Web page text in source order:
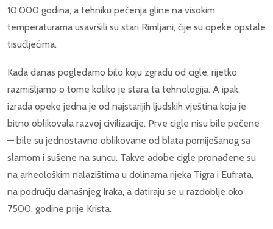
10.000 godina, a tehniku pečenja gline na visokim
temperaturama usavršili su stari Rimljani, čije su opeke opstale
tisućljećima.
Kada danas pogledamo bilo koju zgradu od cigle, rijetko
razmišljamo o tome koliko je stara ta tehnologija. A ipak,
izrada opeke jedna je od najstarijih ljudskih vještina koja je
bitno oblikovala razvoj civilizacije. Prve cigle nisu bile pečene
— bile su jednostavno oblikovane od blata pomiješanog sa
slamom i sušene na suncu. Takve adobe cigle pronađene su
na arheološkim nalazištima u dolinama rijeka Tigra i Eufrata,
na području današnjeg Iraka, a datiraju se u razdoblje oko
7500. godine prije Krista.